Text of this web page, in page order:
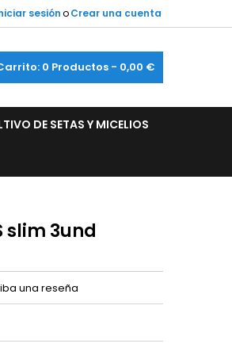
sesiónoCrear una cuenta
0 Productos - 0,00 €
DE SETAS Y MICELIOS
slim 3und
una reseña